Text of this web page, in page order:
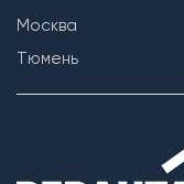
Москва
Тюмень